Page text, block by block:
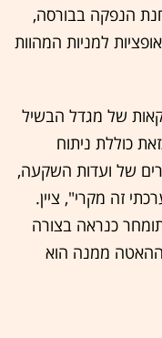
הנפקה בבורסה,
למניות המהוות
של מגדל הבשיל
כוללת ניתוח
של ועדות השקעה,
זה מקרי", ציין.
כנראה בצורה
ההאטה ממנה הוא